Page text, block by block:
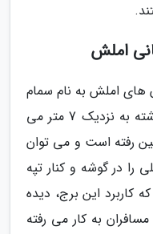
املش
های املش به نام سمام
واقع شده است و ارتفاع آن در گذشته به نزدیک 7 متر می
رفته است و می توان
در گوشه و کنار تپه
کاربرد این برج، دیده
به کار می رفته